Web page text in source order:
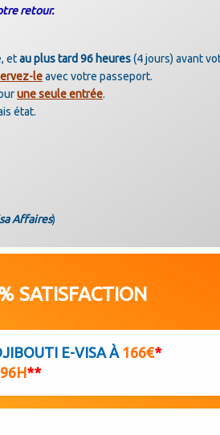
retour.
etau plus tard 96 heures(4 jours) avant
leavec votre passeport.
une seule entrée.
état.
Affaires)
SATISFACTION
E-VISA À166€*
96H**